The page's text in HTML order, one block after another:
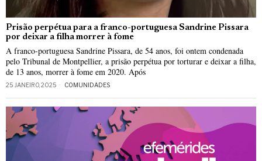
Prisão perpétua para a franco-portuguesa Sandrine Pissara
por deixar a filha morrer à fome
A franco-portuguesa Sandrine Pissara, de 54 anos, foi ontem condenada
pelo Tribunal de Montpellier, a prisão perpétua por torturar e deixar a filha,
de 13 anos, morrer à fome em 2020. Após
25 JANEIRO, 2025 COMUNIDADES